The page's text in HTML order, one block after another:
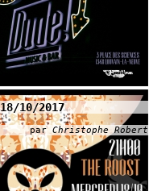
10/2017
par Christophe Robert